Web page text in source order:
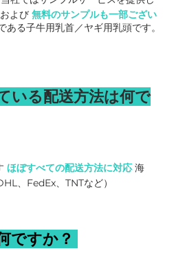
および 無料のサンプルも一部ござい
る子牛用乳首／ヤギ用乳頭です。
いる配送方法は何で
ほぼすべての配送方法に対応 海
、FedEx、TNTなど）
ですか？